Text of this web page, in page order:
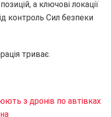
а ключові локації
контроль Сил безпеки
триває.
з дронів по автівках